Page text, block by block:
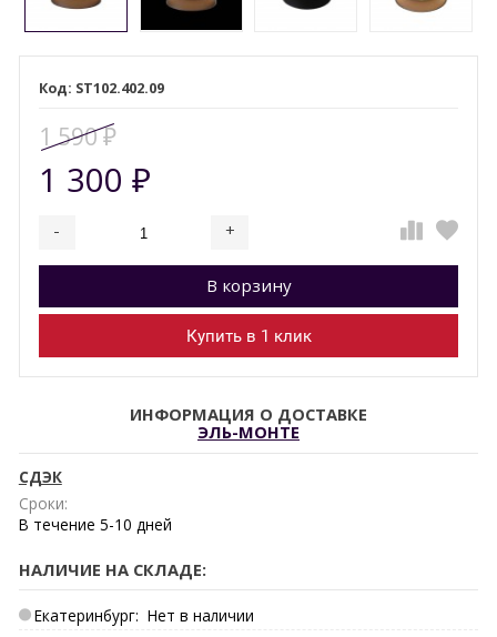
ST102.402.09
1 590₽
1 300 ₽
- +
Добавляется...
В корзину
Добавлен
Купить в 1 клик
ИНФОРМАЦИЯ О ДОСТАВКЕ
ЭЛЬ-МОНТЕ
СДЭК
Сроки:
В течение 5-10 дней
НАЛИЧИЕ НА СКЛАДЕ:
Екатеринбург: Нет в наличии